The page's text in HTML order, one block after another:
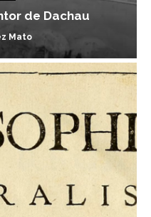
de Dachau
Mato